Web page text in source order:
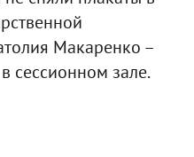
Макаренко –
сессионном зале.